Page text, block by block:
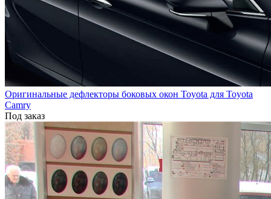
Оригинальные дефлекторы боковых окон Toyota для Toyota
Camry
Под заказ